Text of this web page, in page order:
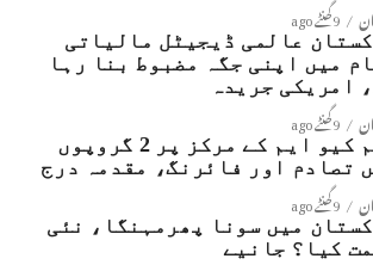
9 گھنٹے ago
عالمی ڈیجیٹل مالیاتی
میں اپنی جگہ مضبوط بنا رہا
امریکی جریدہ
9 گھنٹے ago
ایم کیو ایم کے مرکز پر 2 گروپوں
تصادم اور فائرنگ، مقدمہ درج
9 گھنٹے ago
میں سونا پھرمہنگا، نئی
کیا؟ جانیے